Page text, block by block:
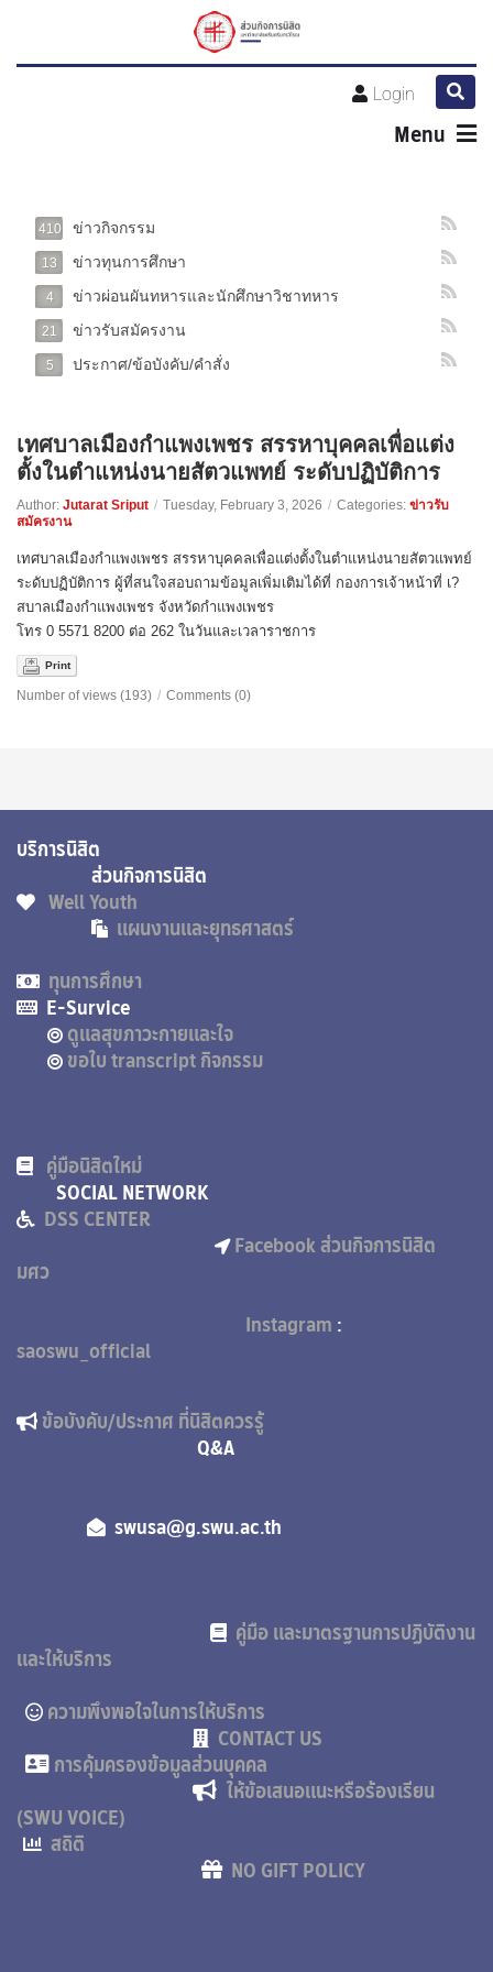
Login
Menu
410 ข่าวกิจกรรม
13 ข่าวทุนการศึกษา
4 ข่าวผ่อนผันทหารและนักศึกษาวิชาทหาร
21 ข่าวรับสมัครงาน
5 ประกาศ/ข้อบังคับ/คำสั่ง
เทศบาลเมืองกำแพงเพชร สรรหาบุคคลเพื่อแต่ง
ตั้งในตำแหน่งนายสัตวแพทย์ ระดับปฏิบัติการ
Author: Jutarat Sriput / Tuesday, February 3, 2026 / Categories: ข่าวรับ
สมัครงาน
เทศบาลเมืองกำแพงเพชร สรรหาบุคคลเพื่อแต่งตั้งในตำแหน่งนายสัตวแพทย์
ระดับปฏิบัติการ ผู้ที่สนใจสอบถามข้อมูลเพิ่มเติมได้ที่ กองการเจ้าหน้าที่ เ?
สบาลเมืองกำแพงเพชร จังหวัดกำแพงเพชร
โทร 0 5571 8200 ต่อ 262 ในวันและเวลาราชการ
Print
Number of views (193) / Comments (0)
บริการนิสิต
ส่วนกิจการนิสิต
Well Youth
แผนงานและยุทธศาสตร์
ทุนการศึกษา
E-Survice
ดูแลสุขภาวะกายและใจ
ขอใบ transcript กิจกรรม
คู่มือนิสิตใหม่
SOCIAL NETWORK
DSS CENTER
Facebook ส่วนกิจการนิสิต
มศว
Instagram :
saoswu_official
ข้อบังคับ/ประกาศ ที่นิสิตควรรู้
Q&A
swusa@g.swu.ac.th
คู่มือ และมาตรฐานการปฏิบัติงาน
และให้บริการ
ความพึงพอใจในการให้บริการ
CONTACT US
การคุ้มครองข้อมูลส่วนบุคคล
ให้ข้อเสนอแนะหรือร้องเรียน
(SWU VOICE)
สถิติ
NO GIFT POLICY